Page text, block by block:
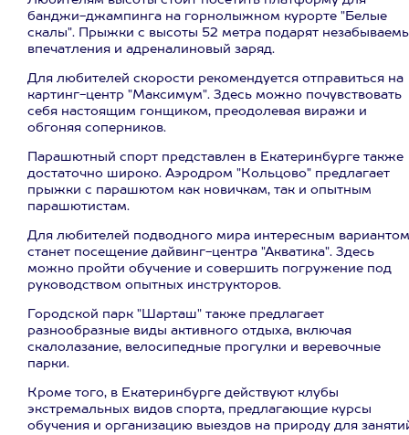
банджи-джампинга на горнолыжном курорте "Белые
скалы". Прыжки с высоты 52 метра подарят
впечатления и адреналиновый заряд.
Для любителей скорости рекомендуется отправиться на
картинг-центр "Максимум". Здесь можно почувствовать
себя настоящим гонщиком, преодолевая виражи и
обгоняя соперников.
Парашютный спорт представлен в Екатеринбурге также
достаточно широко. Аэродром "Кольцово" предлагает
прыжки с парашютом как новичкам, так и опытным
парашютистам.
Для любителей подводного мира интересным вариантом
станет посещение дайвинг-центра "Акватика". Здесь
можно пройти обучение и совершить погружение под
руководством опытных инструкторов.
Городской парк "Шарташ" также предлагает
разнообразные виды активного отдыха, включая
скалолазание, велосипедные прогулки и веревочные
парки.
Кроме того, в Екатеринбурге действуют клубы
экстремальных видов спорта, предлагающие курсы
обучения и организацию выездов на природу для